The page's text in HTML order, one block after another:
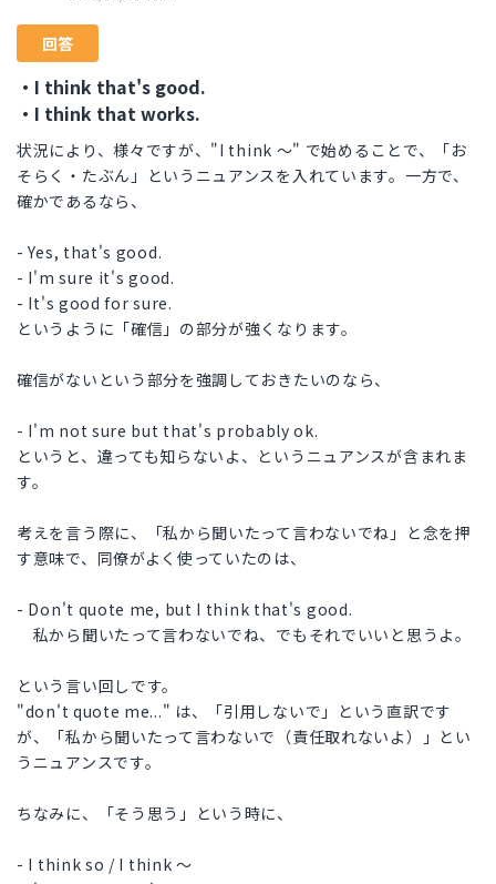
回答
・I think that's good.
・I think that works.
状況により、様々ですが、"I think ～" で始めることで、「お
そらく・たぶん」というニュアンスを入れています。一方で、
確かであるなら、
- Yes, that's good.
- I'm sure it's good.
- It's good for sure.
というように「確信」の部分が強くなります。
確信がないという部分を強調しておきたいのなら、
- I'm not sure but that's probably ok.
というと、違っても知らないよ、というニュアンスが含まれま
す。
考えを言う際に、「私から聞いたって言わないでね」と念を押
す意味で、同僚がよく使っていたのは、
- Don't quote me, but I think that's good.
私から聞いたって言わないでね、でもそれでいいと思うよ。
という言い回しです。
"don't quote me..." は、「引用しないで」という直訳です
が、「私から聞いたって言わないで（責任取れないよ）」とい
うニュアンスです。
ちなみに、「そう思う」という時に、
- I think so / I think ～